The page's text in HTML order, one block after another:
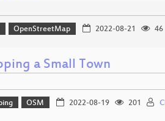
OpenStreetMap 2022-08-21 46
a Small Town
OSM 2022-08-19 201